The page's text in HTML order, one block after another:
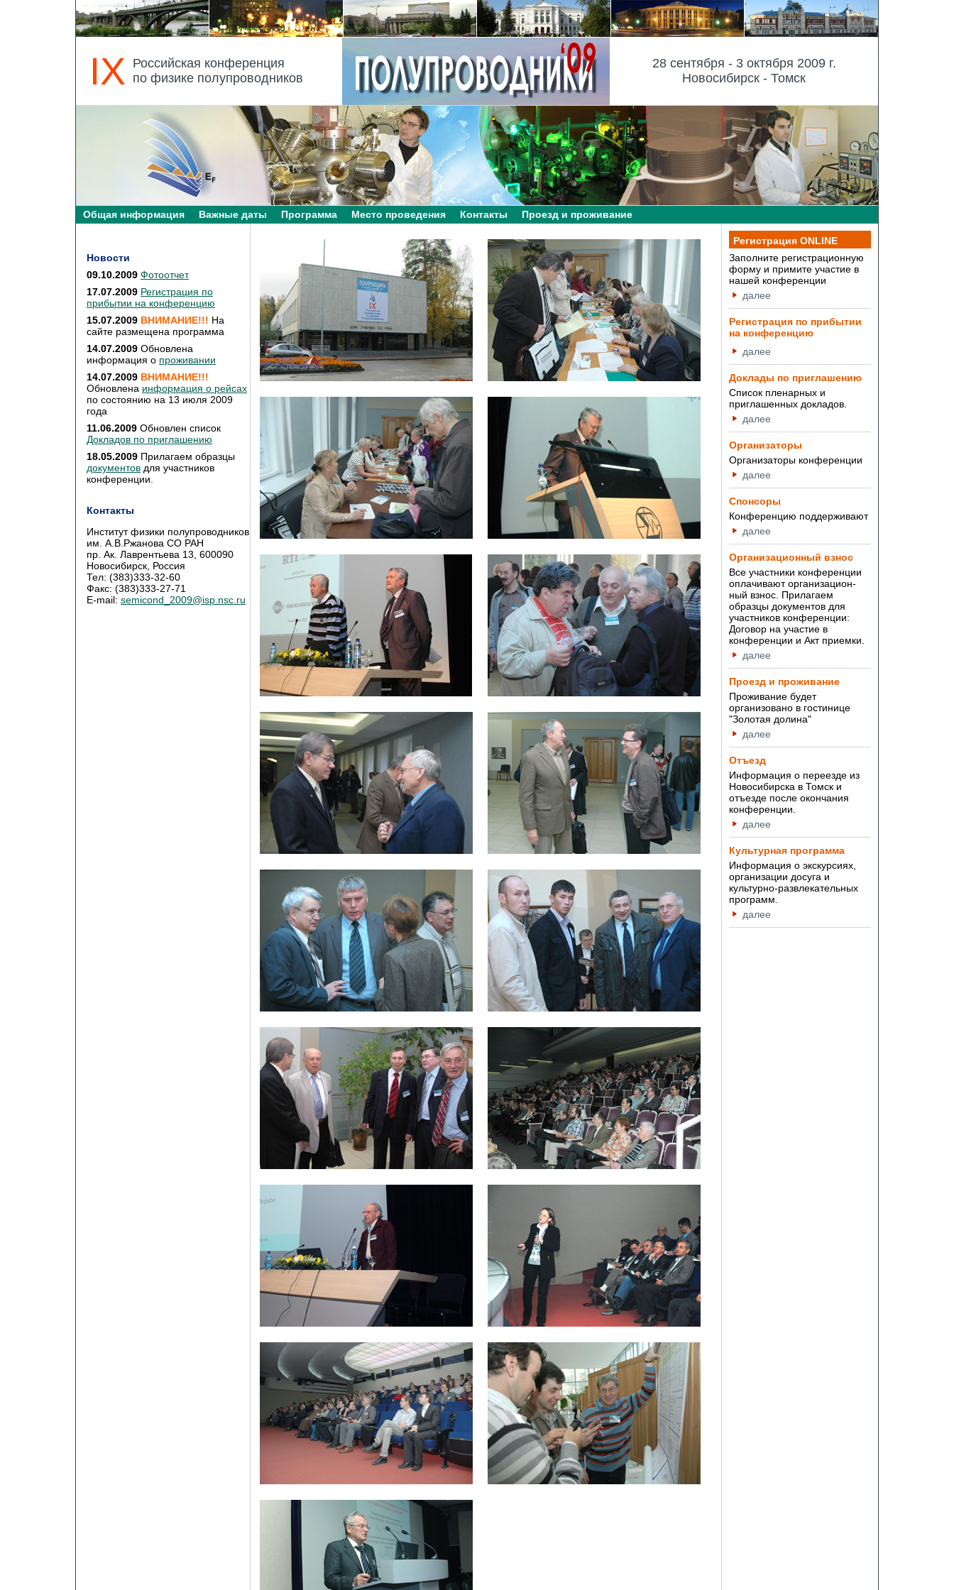
IX
Российская конференция
по физике полупроводников
28 сентября - 3 октября 2009 г.
Новосибирск - Томск
Общая информация Важные даты Программа Место проведения Контакты Проезд и проживание
Новости
09.10.2009 Фотоотчет
17.07.2009 Регистрация по
прибытии на конференцию
15.07.2009 ВНИМАНИЕ!!! На
сайте размещена программа
14.07.2009 Обновлена
информация о проживании
14.07.2009 ВНИМАНИЕ!!!
Обновлена информация о рейсах
по состоянию на 13 июля 2009
года
11.06.2009 Обновлен список
Докладов по приглашению
18.05.2009 Прилагаем образцы
документов для участников
конференции.
Контакты
Институт физики полупроводников
им. А.В.Ржанова СО РАН
пр. Ак. Лаврентьева 13, 600090
Новосибирск, Россия
Тел: (383)333-32-60
Факс: (383)333-27-71
E-mail: semicond_2009@isp.nsc.ru
Регистрация ONLINE
Заполните регистрационную
форму и примите участие в
нашей конференции
далее
Регистрация по прибытии
на конференцию
далее
Доклады по приглашению
Список пленарных и
приглашенных докладов.
далее
Организаторы
Организаторы конференции
далее
Спонсоры
Конференцию поддерживают
далее
Организационный взнос
Все участники конференции
оплачивают организацион-
ный взнос. Прилагаем
образцы документов для
участников конференции:
Договор на участие в
конференции и Акт приемки.
далее
Проезд и проживание
Проживание будет
организовано в гостинице
"Золотая долина"
далее
Отъезд
Информация о переезде из
Новосибирска в Томск и
отъезде после окончания
конференции.
далее
Культурная программа
Информация о экскурсиях,
организации досуга и
культурно-развлекательных
программ.
далее